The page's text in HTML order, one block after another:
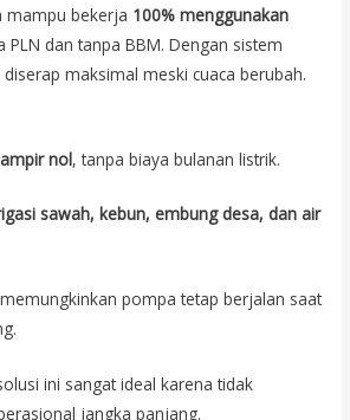
mampu bekerja 100% menggunakan
PLN dan tanpa BBM. Dengan sistem
maksimal meski cuaca berubah.
nol, tanpa biaya bulanan listrik.
sawah, kebun, embung desa, dan air
pompa tetap berjalan saat
ini sangat ideal karena tidak
jangka panjang.